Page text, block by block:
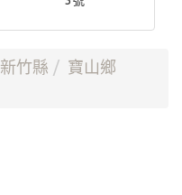
新竹縣
寶山鄉